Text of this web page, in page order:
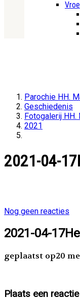
Parochie HH.
Geschiedenis
Fotogalerij
2021
2021-04-
Nog geen reacties
2021-04-
geplaatst op20
Plaats een reactie